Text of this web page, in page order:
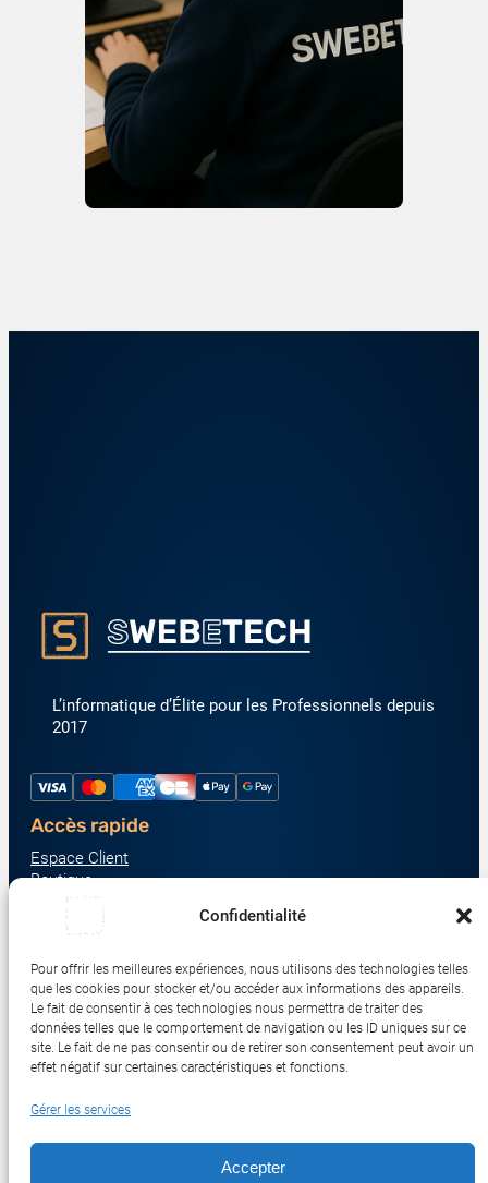
Confidentialité
Pour offrir les meilleures expériences, nous utilisons des technologies telles
que les cookies pour stocker et/ou accéder aux informations des appareils.
Le fait de consentir à ces technologies nous permettra de traiter des
données telles que le comportement de navigation ou les ID uniques sur ce
site. Le fait de ne pas consentir ou de retirer son consentement peut avoir un
effet négatif sur certaines caractéristiques et fonctions.
Gérer les services
Accepter
L’informatique d’Élite pour les Professionnels depuis
2017
Accès rapide
Espace Client
Boutique
À propos
Nous contacter
Écrans & Moniteurs
Serveurs & Stockage
Impression & Consommables
Ordinateurs & Tablettes
Réseau & IoT